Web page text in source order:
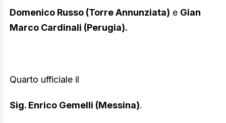
Domenico Russo (Torre Annunziata) e Gian
Marco Cardinali (Perugia).
Quarto ufficiale il
Sig. Enrico Gemelli (Messina).